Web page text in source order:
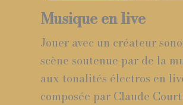
Musique en live
Jouer avec un créateur
scène soutenue par de la
aux tonalités électros en
composée par Claude